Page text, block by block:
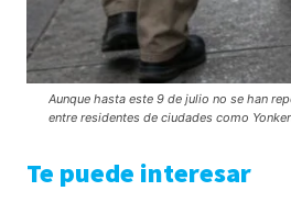
Aunque hasta este 9 de julio no se han
entre residentes de ciudades como
Te puede interesar